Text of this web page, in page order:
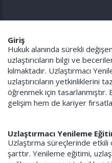
Giriş
Hukuk alanında sürekli
uzlaştırıcıların bilgi ve
kılmaktadır. Uzlaştırmacı
uzlaştırıcıların yetkinliklerini
öğrenmek için
gelişim hem de kariyer
Uzlaştırmacı Yenileme
Uzlaştırma süreçlerinde
şarttır. Yenileme eğitimi,